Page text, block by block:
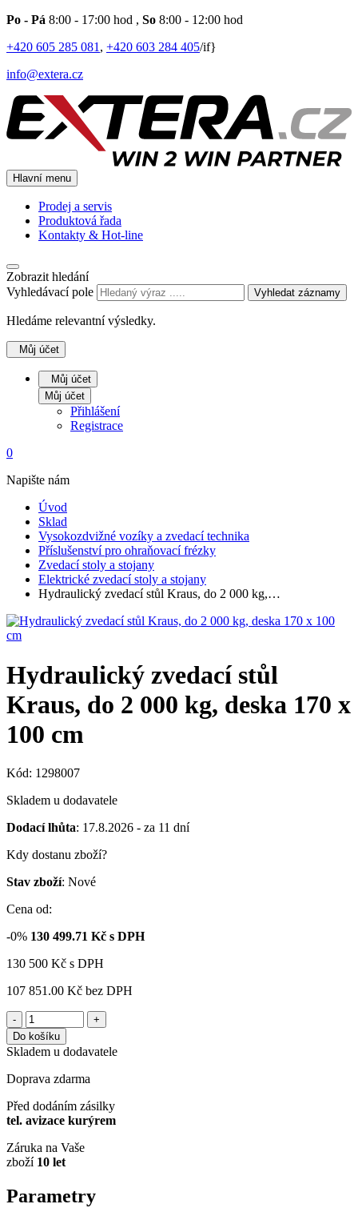
Po - Pá 8:00 - 17:00 hod , So 8:00 - 12:00 hod
+420 605 285 081 , +420 603 284 405/if}
info@extera.cz
Hlavní menu
Prodej a servis
Produktová řada
Kontakty & Hot-line
Zobrazit hledání
Vyhledávací pole
Vyhledat záznamy
Hledáme relevantní výsledky.
Můj účet
Můj účet
Můj účet
Přihlášení
Registrace
0
Napište nám
Úvod
Sklad
Vysokozdvižné vozíky a zvedací technika
Příslušenství pro ohraňovací frézky
Zvedací stoly a stojany
Elektrické zvedací stoly a stojany
Hydraulický zvedací stůl Kraus, do 2 000 kg,…
Hydraulický zvedací stůl
Kraus, do 2 000 kg, deska 170 x
100 cm
Kód: 1298007
Skladem u dodavatele
Dodací lhůta: 17.8.2026 - za 11 dní
Kdy dostanu zboží?
Stav zboží: Nové
Cena od:
-0% 130 499.71 Kč s DPH
130 500 Kč s DPH
107 851.00 Kč bez DPH
-
+
Do košíku
Skladem u dodavatele
Doprava zdarma
Před dodáním zásilky
tel. avizace kurýrem
Záruka na Vaše
zboží 10 let
Parametry